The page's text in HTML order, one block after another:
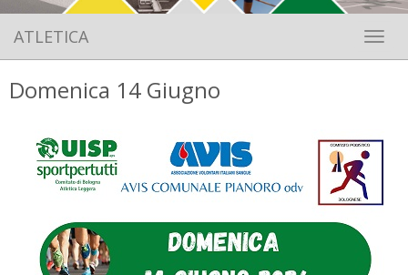
ATLETICA
Domenica 14 Giugno